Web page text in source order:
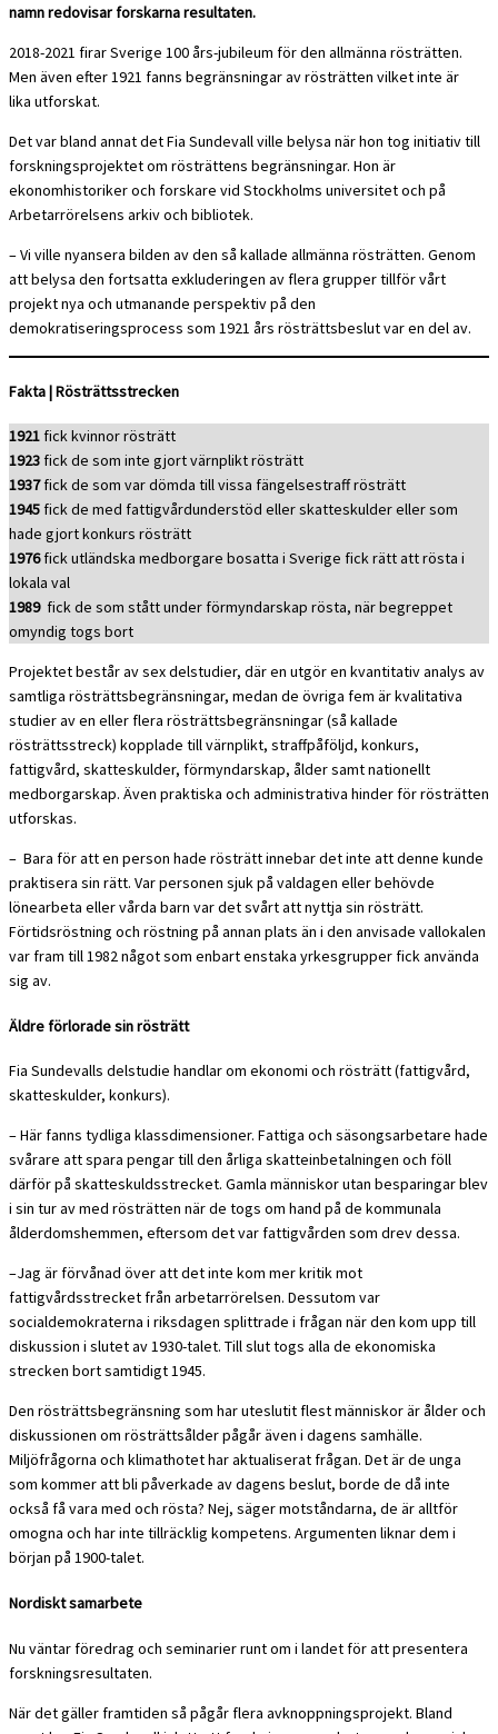
namn redovisar forskarna resultaten.
2018-2021 firar Sverige 100 års-jubileum för den allmänna rösträtten.
Men även efter 1921 fanns begränsningar av rösträtten vilket inte är
lika utforskat.
Det var bland annat det Fia Sundevall ville belysa när hon tog initiativ till
forskningsprojektet om rösträttens begränsningar. Hon är
ekonomhistoriker och forskare vid Stockholms universitet och på
Arbetarrörelsens arkiv och bibliotek.
– Vi ville nyansera bilden av den så kallade allmänna rösträtten. Genom
att belysa den fortsatta exkluderingen av flera grupper tillför vårt
projekt nya och utmanande perspektiv på den
demokratiseringsprocess som 1921 års rösträttsbeslut var en del av.
Fakta | Rösträttsstrecken
1921 fick kvinnor rösträtt
1923 fick de som inte gjort värnplikt rösträtt
1937fick de som var dömda till vissa fängelsestraff rösträtt
1945 fick de med fattigvårdunderstöd eller skatteskulder eller som
hade gjort konkurs rösträtt
1976fick utländska medborgare bosatta i Sverige fick rätt att rösta i
lokala val
1989fick de som stått under förmyndarskap rösta, när begreppet
omyndig togs bort
Projektet består av sex delstudier, där en utgör en kvantitativ analys av
samtliga rösträttsbegränsningar, medan de övriga fem är kvalitativa
studier av en eller flera rösträttsbegränsningar (så kallade
rösträttsstreck) kopplade till värnplikt, straffpåföljd, konkurs,
fattigvård, skatteskulder, förmyndarskap, ålder samt nationellt
medborgarskap. Även praktiska och administrativa hinder för rösträtten
utforskas.
– Bara för att en person hade rösträtt innebar det inte att denne kunde
praktisera sin rätt. Var personen sjuk på valdagen eller behövde
lönearbeta eller vårda barn var det svårt att nyttja sin rösträtt.
Förtidsröstning och röstning på annan plats än i den anvisade vallokalen
var fram till 1982 något som enbart enstaka yrkesgrupper fick använda
sig av.
Äldre förlorade sin rösträtt
Fia Sundevalls delstudie handlar om ekonomi och rösträtt (fattigvård,
skatteskulder, konkurs).
– Här fanns tydliga klassdimensioner. Fattiga och säsongsarbetare hade
svårare att spara pengar till den årliga skatteinbetalningen och föll
därför på skatteskuldsstrecket. Gamla människor utan besparingar blev
i sin tur av med rösträtten när de togs om hand på de kommunala
ålderdomshemmen, eftersom det var fattigvården som drev dessa.
–Jag är förvånad över att det inte kom mer kritik mot
fattigvårdsstrecket från arbetarrörelsen. Dessutom var
socialdemokraterna i riksdagen splittrade i frågan när den kom upp till
diskussion i slutet av 1930-talet. Till slut togs alla de ekonomiska
strecken bort samtidigt 1945.
Den rösträttsbegränsning som har uteslutit flest människor är ålder och
diskussionen om rösträttsålder pågår även i dagens samhälle.
Miljöfrågorna och klimathotet har aktualiserat frågan. Det är de unga
som kommer att bli påverkade av dagens beslut, borde de då inte
också få vara med och rösta? Nej, säger motståndarna, de är alltför
omogna och har inte tillräcklig kompetens. Argumenten liknar dem i
början på 1900-talet.
Nordiskt samarbete
Nu väntar föredrag och seminarier runt om i landet för att presentera
forskningsresultaten.
När det gäller framtiden så pågår flera avknoppningsprojekt. Bland